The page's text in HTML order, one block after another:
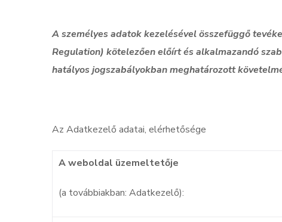
A személyes adatok kezelésével összefüggő
Regulation) kötelezően előírt és alkalmazandó
hatályos jogszabályokban meghatározott
Az Adatkezelő adatai, elérhetősége
A weboldal üzemeltetője
(a továbbiakban: Adatkezelő):